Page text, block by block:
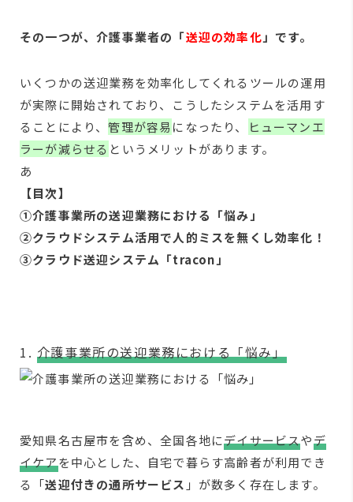
その一つが、介護事業者の「送迎の効率化 」です。
いくつかの送迎業務を効率化してくれるツールの運用
が実際に開始されており、こうしたシステムを活用す
ることにより、管理が容易 になったり、
ヒューマンエ
ラーが減らせる というメリットがあります。
あ
【目次】
①介護事業所の送迎業務における「悩み」
②クラウドシステム活用で人的ミスを無くし効率化！
③クラウド送迎システム「tracon」
1. 介護事業所の送迎業務における「悩み」
愛知県名古屋市を含め、全国各地にデイサービスやデ
イケアを中心とした、自宅で暮らす高齢者が利用でき
る「送迎付きの通所サービス 」が数多く存在します。